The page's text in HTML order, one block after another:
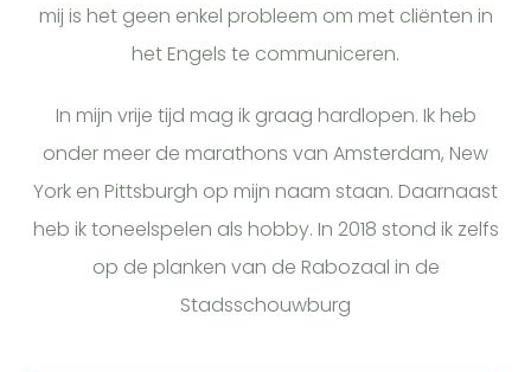
mij is het geen enkel probleem om met cliënten in
het Engels te communiceren.
In mijn vrije tijd mag ik graag hardlopen. Ik heb
onder meer de marathons van Amsterdam, New
York en Pittsburgh op mijn naam staan. Daarnaast
heb ik toneelspelen als hobby. In 2018 stond ik zelfs
op de planken van de Rabozaal in de
Stadsschouwburg